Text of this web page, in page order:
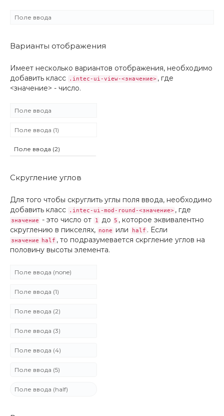
Варианты отображения
Имеет несколько вариантов отображения, необходимо
добавить класс
.intec-ui-view-<значение> , где
<значение> - число.
Скругление углов
Для того чтобы скруглить углы поля ввода, необходимо
добавить класс
.intec-ui-mod-round-<значение> , где
значение - это число от 1 до 5 , которое эквивалентно
скруглению в пикселях, none или half . Если
значение half , то подразумевается скргление углов на
половину высоты элемента.